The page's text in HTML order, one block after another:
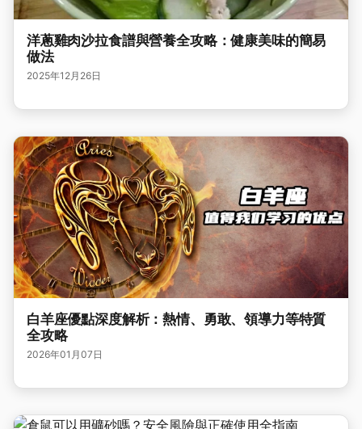
洋蔥雞肉沙拉食譜與營養全攻略：健康美味的簡易
做法
2025年12月26日
白羊座優點深度解析：熱情、勇敢、領導力等特質
全攻略
2026年01月07日